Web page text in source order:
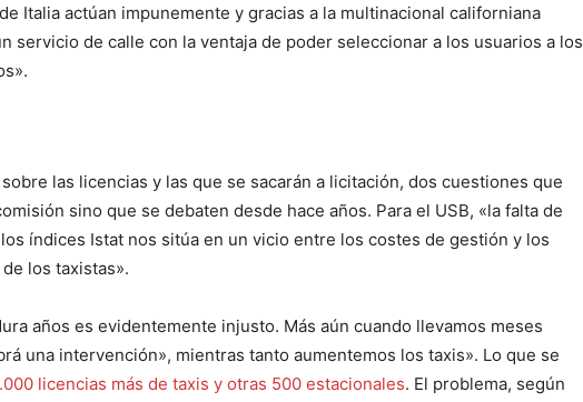
Italia actúan impunemente y gracias a la multinacional californiana
servicio de calle con la ventaja de poder seleccionar a los usuarios a los
las licencias y las que se sacarán a licitación, dos cuestiones que
sino que se debaten desde hace años. Para el USB, «la falta de
índices Istat nos sitúa en un vicio entre los costes de gestión y los
los taxistas».
años es evidentemente injusto. Más aún cuando llevamos meses
una intervención», mientras tanto aumentemos los taxis». Lo que se
licencias más de taxis y otras 500 estacionales. El problema, según